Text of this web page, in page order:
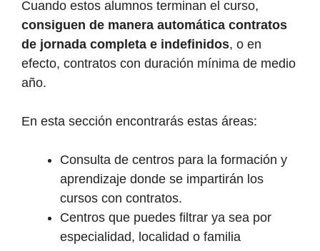
Cuando estos alumnos terminan el curso,
consiguen de manera automática contratos
de jornada completa e indefinidos, o en
efecto, contratos con duración mínima de medio
año.
En esta sección encontrarás estas áreas:
Consulta de centros para la formación y
aprendizaje donde se impartirán los
cursos con contratos.
Centros que puedes filtrar ya sea por
especialidad, localidad o familia